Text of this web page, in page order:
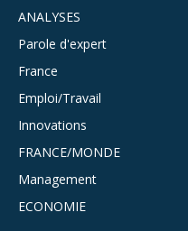
ANALYSES
Parole d'expert
France
Emploi/Travail
Innovations
FRANCE/MONDE
Management
ECONOMIE